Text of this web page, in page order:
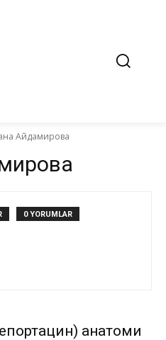
Айдамирова
0 YORUMLAR
анатоми